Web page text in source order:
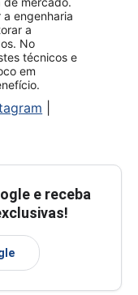
engenharia
a
No
técnicos e
em
e receba